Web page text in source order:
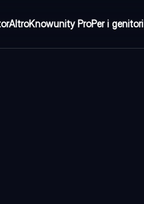
AltroKnowunity ProPer i genitori